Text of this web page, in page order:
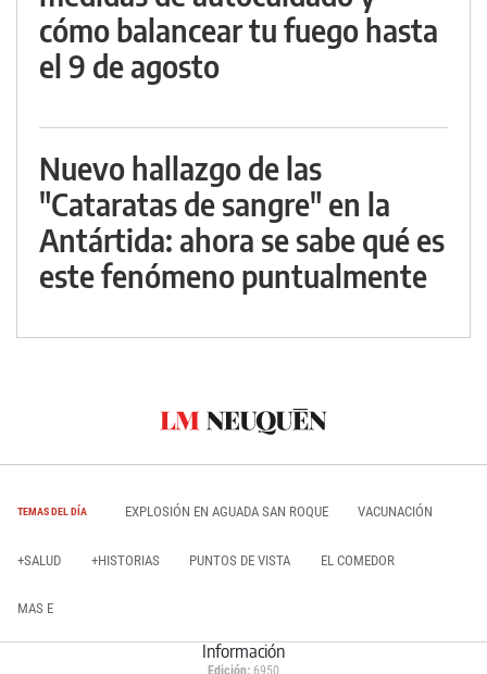
cómo balancear tu fuego hasta
el 9 de agosto
Nuevo hallazgo de las
"Cataratas de sangre" en la
Antártida: ahora se sabe qué es
este fenómeno puntualmente
TEMAS DEL DÍA EXPLOSIÓN EN AGUADA SAN ROQUE VACUNACIÓN
+SALUD +HISTORIAS PUNTOS DE VISTA EL COMEDOR
MAS E
Información
Edición: 6950